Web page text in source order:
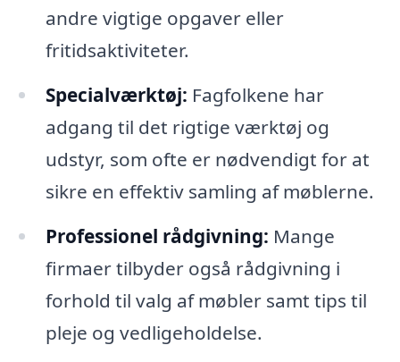
andre vigtige opgaver eller
fritidsaktiviteter.
Specialværktøj: Fagfolkene har
adgang til det rigtige værktøj og
udstyr, som ofte er nødvendigt for at
sikre en effektiv samling af møblerne.
Professionel rådgivning: Mange
firmaer tilbyder også rådgivning i
forhold til valg af møbler samt tips til
pleje og vedligeholdelse.